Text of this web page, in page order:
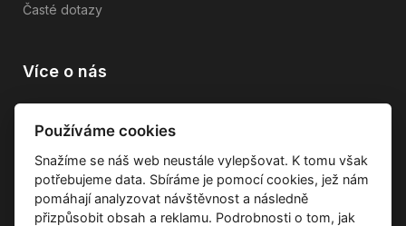
Časté dotazy
Více o nás
Průvodce tkaninami
Kontakty
Používáme cookies
Snažíme se náš web neustále vylepšovat. K tomu však
potřebujeme data. Sbíráme je pomocí cookies, jež nám
pomáhají analyzovat návštěvnost a následně
přizpůsobit obsah a reklamu. Podrobnosti o tom, jak